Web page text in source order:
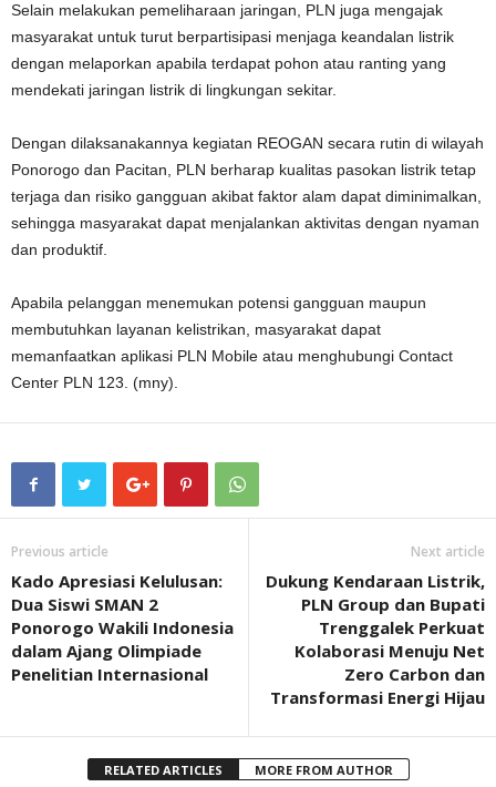
Selain melakukan pemeliharaan jaringan, PLN juga mengajak
masyarakat untuk turut berpartisipasi menjaga keandalan listrik
dengan melaporkan apabila terdapat pohon atau ranting yang
mendekati jaringan listrik di lingkungan sekitar.
Dengan dilaksanakannya kegiatan REOGAN secara rutin di wilayah
Ponorogo dan Pacitan, PLN berharap kualitas pasokan listrik tetap
terjaga dan risiko gangguan akibat faktor alam dapat diminimalkan,
sehingga masyarakat dapat menjalankan aktivitas dengan nyaman
dan produktif.
Apabila pelanggan menemukan potensi gangguan maupun
membutuhkan layanan kelistrikan, masyarakat dapat
memanfaatkan aplikasi PLN Mobile atau menghubungi Contact
Center PLN 123. (mny).
Previous article
Kado Apresiasi Kelulusan:
Dua Siswi SMAN 2
Ponorogo Wakili Indonesia
dalam Ajang Olimpiade
Penelitian Internasional
Next article
Dukung Kendaraan Listrik,
PLN Group dan Bupati
Trenggalek Perkuat
Kolaborasi Menuju Net
Zero Carbon dan
Transformasi Energi Hijau
RELATED ARTICLES MORE FROM AUTHOR